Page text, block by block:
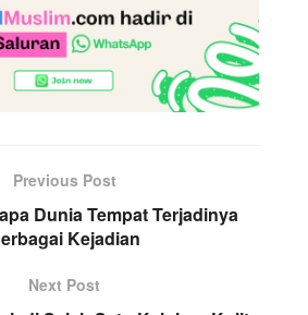
Previous Post
Dunia Tempat Terjadinya
Kejadian
Next Post